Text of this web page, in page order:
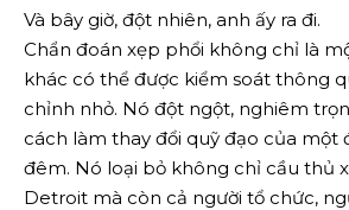
Và bây giờ, đột nhiên, anh ấy ra đi.
Chẩn đoán xẹp phổi không chỉ là
khác có thể được kiểm soát thông
chỉnh nhỏ. Nó đột ngột, nghiêm
cách làm thay đổi quỹ đạo của một
đêm. Nó loại bỏ không chỉ cầu thủ
Detroit mà còn cả người tổ chức,